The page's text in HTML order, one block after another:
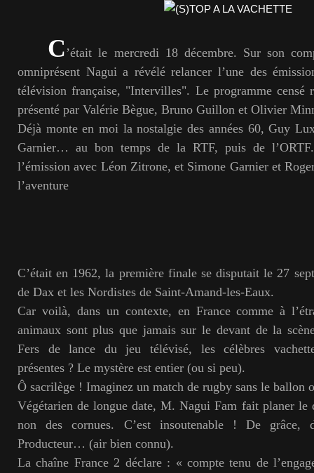
C’était le mercredi 18 décembre. Sur son
omniprésent Nagui a révélé relancer l’une des
télévision française, "Intervilles". Le programme censé
présenté par Valérie Bègue, Bruno Guillon et Olivier
Déjà monte en moi la nostalgie des années 60, Guy
Garnier… au bon temps de la RTF, puis de
l’émission avec Léon Zitrone, et Simone Garnier et
l’aventure
C’était en 1962, la première finale se disputait le 27
de Dax et les Nordistes de Saint-Amand-les-Eaux.
Car voilà, dans un contexte, en France comme à
animaux sont plus que jamais sur le devant de la
Fers de lance du jeu télévisé, les célèbres
présentes ? Le mystère est entier (ou si peu).
Ô sacrilège ! Imaginez un match de rugby sans le ballon
Végétarien de longue date, M. Nagui Fam fait planer le
non des cornues. C’est insoutenable ! De grâce,
Producteur… (air bien connu).
La chaîne France 2 déclare : « compte tenu de